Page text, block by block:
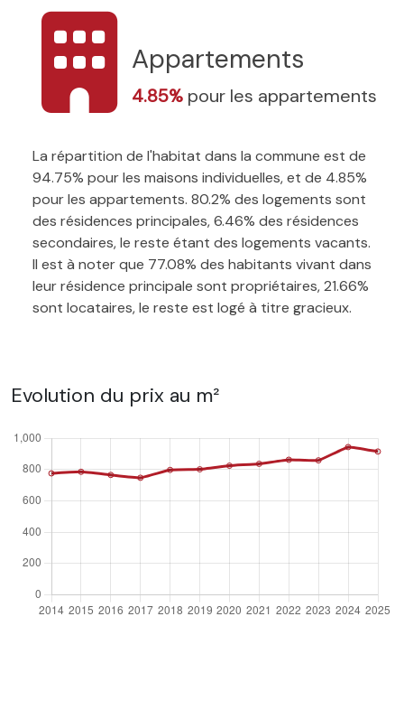
Appartements
4.85% pour les appartements
La répartition de l'habitat dans la commune est de
94.75% pour les maisons individuelles, et de 4.85%
pour les appartements. 80.2% des logements sont
des résidences principales, 6.46% des résidences
secondaires, le reste étant des logements vacants.
Il est à noter que 77.08% des habitants vivant dans
leur résidence principale sont propriétaires, 21.66%
sont locataires, le reste est logé à titre gracieux.
Evolution du prix au m²